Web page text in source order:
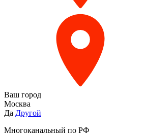
Ваш город
Москва
Да Другой
Многоканальный по РФ